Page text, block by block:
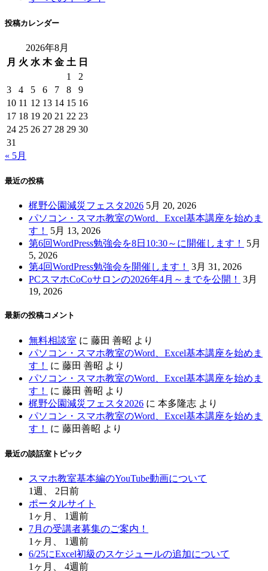
投稿カレンダー
2026年8月
月 火 水 木 金 土 日
1
2
3
4 5 6 7 8
9
10 11 12 13 14 15 16
17 18 19 20 21 22 23
24 25 26 27 28 29 30
31
« 5月
最近の投稿
梶野公園減災フェスタ2026 5月 20, 2026
パソコン・スマホ教室のWord、Excel基本講座を始めま
す！
5月 13, 2026
第6回WordPress勉強会を8日10:30～に開催します！
5月
5, 2026
第4回WordPress勉強会を開催します！
3月 31, 2026
PCスマホCoCoサロンの2026年4月～までを公開！
3月
19, 2026
最新の投稿コメント
無料相談室 に 藤田 善昭 より
パソコン・スマホ教室のWord、Excel基本講座を始めま
す！
に 藤田 善昭 より
パソコン・スマホ教室のWord、Excel基本講座を始めま
す！
に 藤田 善昭 より
梶野公園減災フェスタ2026 に 本多隆志 より
パソコン・スマホ教室のWord、Excel基本講座を始めま
す！
に 藤田善昭 より
最近の談話室トピック
スマホ教室基本編のYouTube動画について
1週、 2日前
ポータルサイト
1ヶ月、 1週前
7月の受講者募集のご案内！
1ヶ月、 1週前
6/25にExcel初級のスケジュールの追加について
1ヶ月、 4週前